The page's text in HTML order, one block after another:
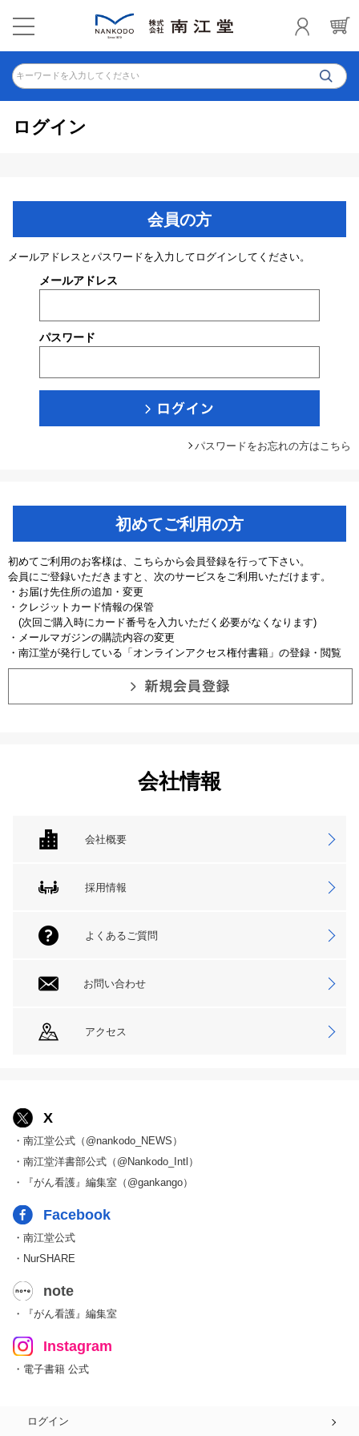
キーワードを入力してください
ログイン
会員の方
メールアドレスとパスワードを入力してログインしてください。
メールアドレス
パスワード
パスワードをお忘れの方はこちら
初めてご利用の方
初めてご利用のお客様は、こちらから会員登録を行って下さい。
会員にご登録いただきますと、次のサービスをご利用いただけます。
・お届け先住所の追加・変更
・クレジットカード情報の保管
(次回ご購入時にカード番号を入力いただく必要がなくなります)
・メールマガジンの購読内容の変更
・南江堂が発行している「オンラインアクセス権付書籍」の登録・閲覧
会社情報
会社概要
採用情報
よくあるご質問
お問い合わせ
アクセス
X
・南江堂公式（@nankodo_NEWS）
・南江堂洋書部公式（@Nankodo_Intl）
・『がん看護』編集室（@gankango）
Facebook
・南江堂公式
・NurSHARE
note
・『がん看護』編集室
Instagram
・電子書籍 公式
ログイン